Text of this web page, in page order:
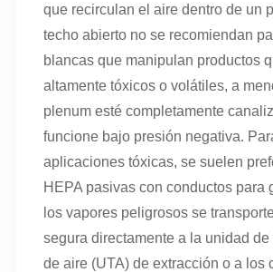
que recirculan el aire dentro de un
techo abierto no se recomiendan
blancas que manipulan productos
altamente tóxicos o volátiles, a
plenum esté completamente
funcione bajo presión negativa.
aplicaciones tóxicas, se suelen
HEPA pasivas con conductos para
los vapores peligrosos se
segura directamente a la unidad de
de aire (UTA) de extracción o a los